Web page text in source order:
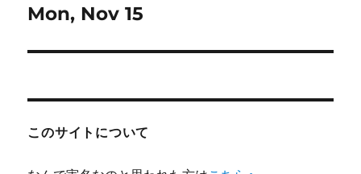
ゲ
ー
次
投
Mon, Nov 15
このサイトについて